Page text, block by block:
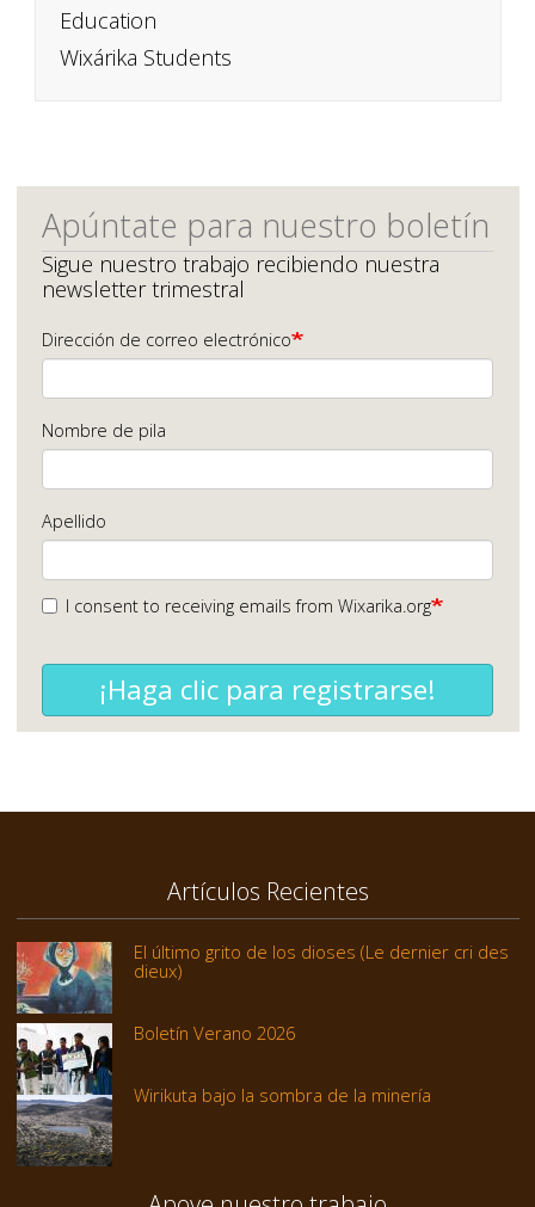
Education
Wixárika Students
Apúntate para nuestro boletín
Sigue nuestro trabajo recibiendo nuestra
newsletter trimestral
Dirección de correo electrónico
Nombre de pila
Apellido
I consent to receiving emails from Wixarika.org
¡Haga clic para registrarse!
Artículos Recientes
El último grito de los dioses (Le dernier cri des
dieux)
Boletín Verano 2026
Wirikuta bajo la sombra de la minería